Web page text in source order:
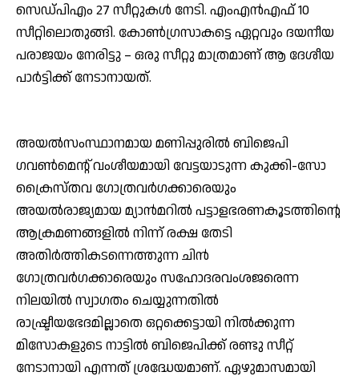
സെഡ്പിഎം 27 സീറ്റുകള്‍ നേടി. എംഎന്‍എഫ് 10
സീറ്റിലൊതുങ്ങി. കോണ്‍ഗ്രസാകട്ടെ ഏറ്റവും ദയനീയ
പരാജയം നേരിട്ടു – ഒരു സീറ്റു മാത്രമാണ് ആ ദേശീയ
പാര്‍ട്ടിക്ക് നേടാനായത്.
അയല്‍സംസ്ഥാനമായ മണിപ്പുരില്‍ ബിജെപി
ഗവണ്‍മെന്റ് വംശീയമായി വേട്ടയാടുന്ന കുക്കി-സോ
ക്രൈസ്തവ ഗോത്രവര്‍ഗക്കാരെയും
അയല്‍രാജ്യമായ മ്യാന്‍മറില്‍ പട്ടാളഭരണകൂടത്തിന്റെ
ആക്രമണങ്ങളില്‍ നിന്ന് രക്ഷ തേടി
അതിര്‍ത്തികടന്നെത്തുന്ന ചിന്‍
ഗോത്രവര്‍ഗക്കാരെയും സഹോദരവംശജരെന്ന
നിലയില്‍ സ്വാഗതം ചെയ്യുന്നതില്‍
രാഷ്ട്രീയഭേദമില്ലാതെ ഒറ്റക്കെട്ടായി നില്‍ക്കുന്ന
മിസോകളുടെ നാട്ടില്‍ ബിജെപിക്ക് രണ്ടു സീറ്റ്
നേടാനായി എന്നത് ശ്രദ്ധേയമാണ്. ഏഴുമാസമായി